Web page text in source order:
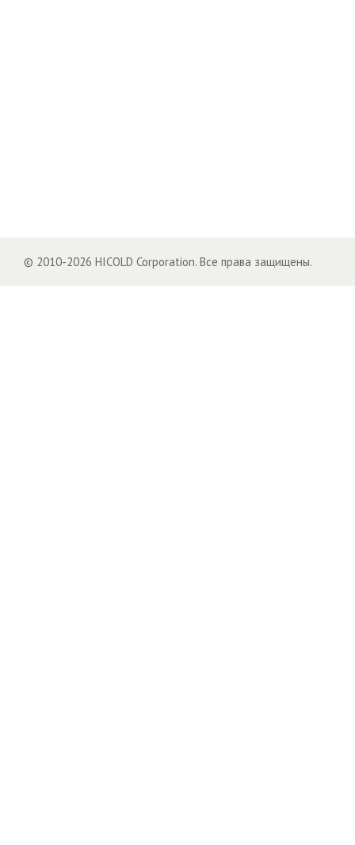
© 2010-2026 HICOLD Corporation. Все права защищены.